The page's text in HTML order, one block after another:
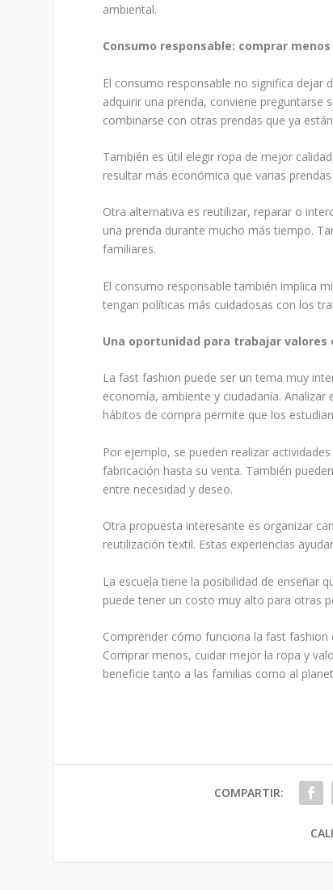
ambiental.
Consumo responsable: comprar
El consumo responsable no significa dejar
adquirir una prenda, conviene preguntarse
combinarse con otras prendas que ya
También es útil elegir ropa de mejor
resultar más económica que varias
Otra alternativa es reutilizar, reparar o
una prenda durante mucho más tiempo.
familiares.
El consumo responsable también implica
tengan políticas más cuidadosas con los
Una oportunidad para trabajar valores
La fast fashion puede ser un tema muy
economía, ambiente y ciudadanía.
hábitos de compra permite que los
Por ejemplo, se pueden realizar
fabricación hasta su venta. También
entre necesidad y deseo.
Otra propuesta interesante es organizar
reutilización textil. Estas experiencias
La escuela tiene la posibilidad de enseñar
puede tener un costo muy alto para otras
Comprender cómo funciona la fast
Comprar menos, cuidar mejor la ropa y
beneficie tanto a las familias como al
COMPARTIR: